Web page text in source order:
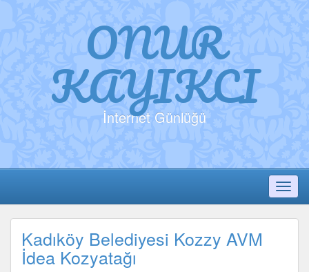
ONUR
KAYIKCI
İnternet Günlüğü
Kadıköy Belediyesi Kozzy AVM
İdea Kozyatağı